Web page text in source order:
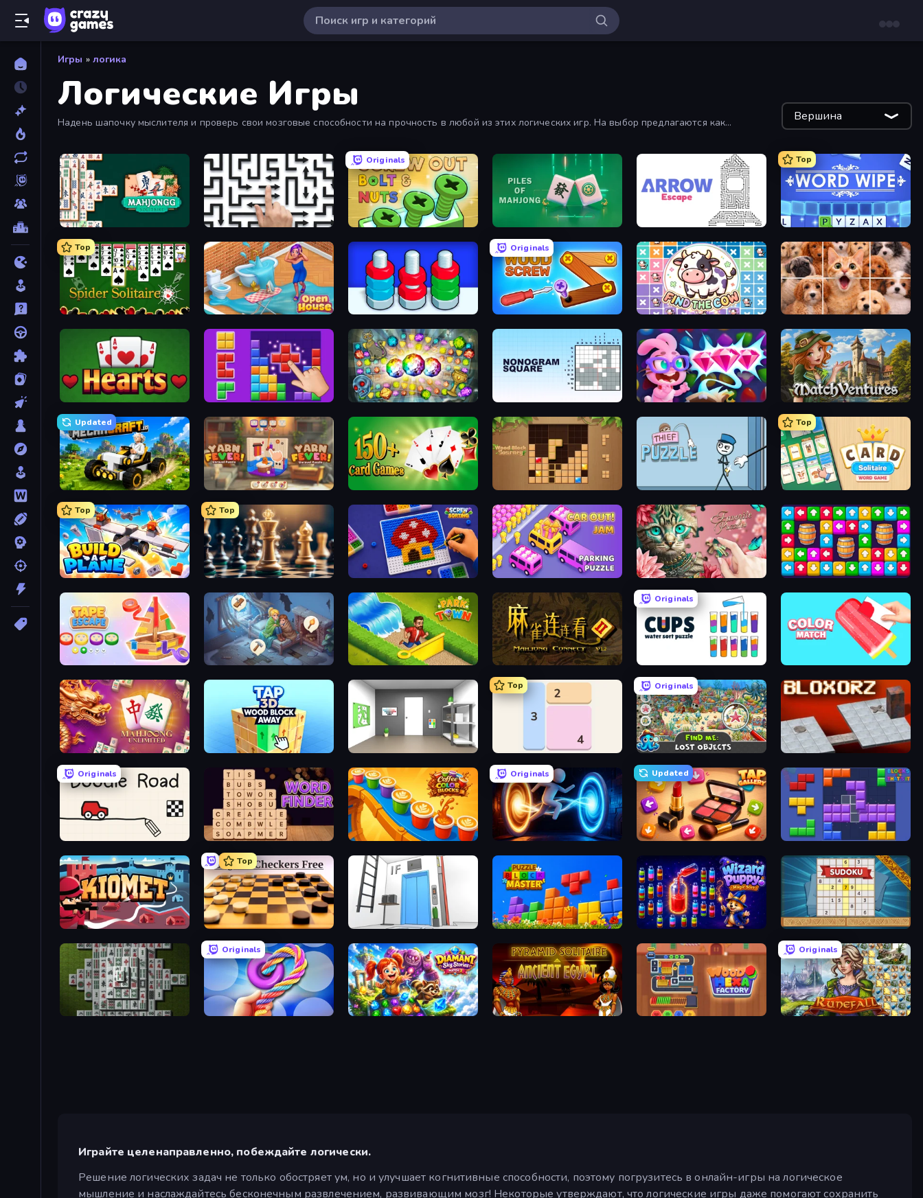
Игры » логика
Логические Игры
Надень шапочку мыслителя и проверь свои мозговые способности на прочность в любой из этих логических игр. На выбор предлагаются как
Вершина
Mahjongg Solitaire Arrow Escape: Puzzle
Originals
Screw Out: Bolts and Nuts Piles of Mahjong
Top
Word Wipe
Top
Spider Solitaire Open House Nuts Puzzle: Sort By Color
Originals
Wood Screw: Bolts Puzzle Find The Cow Jigpic Solitaire
BlockBuster Puzzle Forgotten Treasure 2 Skydom: Reforged MatchVentures
Updated
Mechacraft.io Yarn Fever! Unravel Puzzle Wood Block Journey Thief Puzzle
Top
Card Solitaire: Word Game
Top
Build A Plane
Top
Chess Free Screw Sorting Car OUT! Jam Parking Puzzle Favorite Puzzles Tap Away Story
Merge Haven Park Town Mahjong Connect 2 (Legacy)
Originals
Mahjong Unlimited Tap 3D Wood Block Away Paint Room Escape
Top
Shikaku Puzzle
Originals
Find Me: Lost Objects Bloxorz
Originals
Word Finder Coffee Color Blocks
Originals
Portal Escape
Updated
Tap Gallery Blocks and that’s it
Kiomet
Top
English Checkers Free Elevator Room Escape Puzzle Block Master Wizard Puppy: Magic Sort Sudoku Online
Mahjong 3D Classic
Originals
Twisted Tangle Diamant: Sky Stories Match 3 Pyramid Solitaire Ancient Egypt Wood Hexa Factory!
Originals
Runefall
Играйте целенаправленно, побеждайте логически.
Решение логических задач не только обостряет ум, но и улучшает когнитивные способности, поэтому погрузитесь в онлайн-игры на логическое
мышление и наслаждайтесь бесконечным развлечением, развивающим мозг! Некоторые утверждают, что логические игры даже помогают сохранить